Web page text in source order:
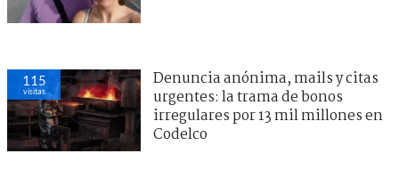
115
visitas
Denuncia anónima, mails y citas
urgentes: la trama de bonos
irregulares por 13 mil millones en
Codelco